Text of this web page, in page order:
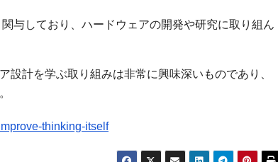
与しており、ハードウェアの開発や研究に取り組ん
計を学ぶ取り組みは非常に興味深いものであり、
thinking-itself